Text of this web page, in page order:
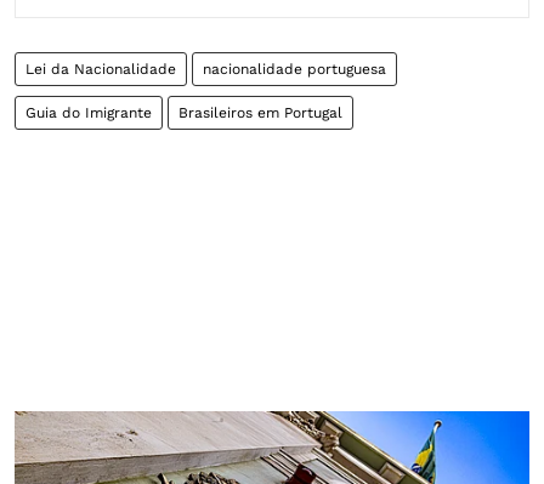
Lei da Nacionalidade nacionalidade portuguesa
Guia do Imigrante Brasileiros em Portugal